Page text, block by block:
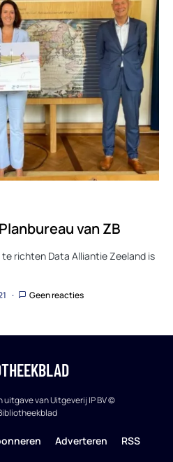
van ZB
richten Data Alliantie Zeeland is
Geen reacties
van Uitgeverij IP BV ©
Adverteren RSS